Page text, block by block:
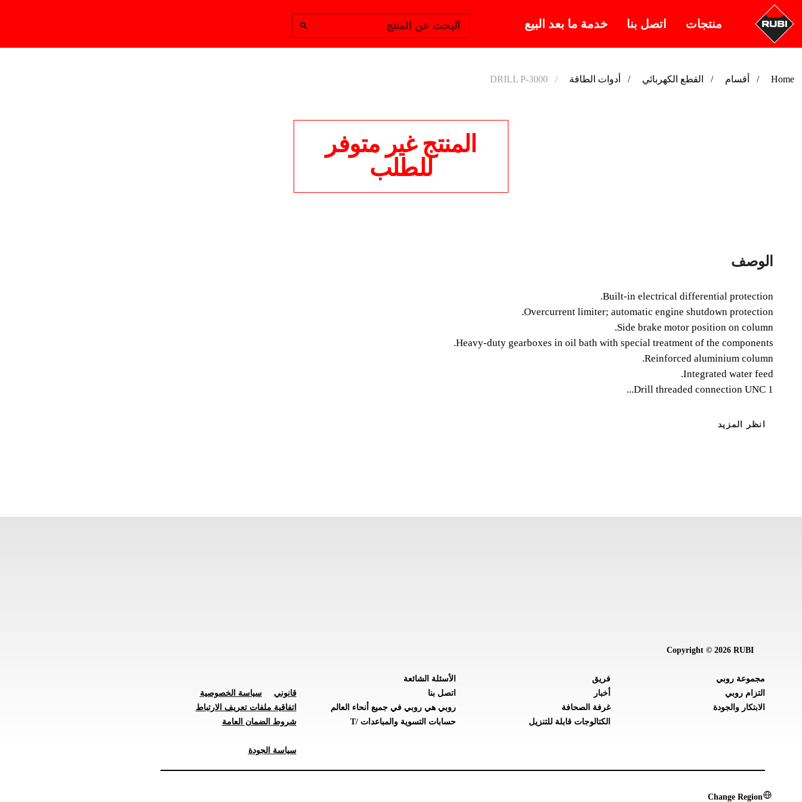
منتجات اتصل بنا خدمة ما بعد البيع البحث عن المنتج
Home أقسام القطع الكهربائي أدوات الطاقة DRILL P-3000
المنتج غير متوفر
للطلب
الوصف
Built-in electrical differential protection.
Overcurrent limiter; automatic engine shutdown protection.
Side brake motor position on column.
Heavy-duty gearboxes in oil bath with special treatment of the components.
Reinforced aluminium column.
Integrated water feed.
Drill threaded connection UNC 1...
انظر المزيد
Copyright © 2026 RUBI
مجموعة روبي
التزام روبي
الابتكار والجودة
فريق
أخبار
غرفة الصحافة
الكتالوجات قابلة للتنزيل
الأسئلة الشائعة
اتصل بنا
روبي هي روبي في جميع أنحاء العالم
حسابات التسوية والمباعدات /T
قانوني
سياسة الخصوصية
اتفاقية ملفات تعريف الارتباط
شروط الضمان العامة
سياسة الجودة
Change Region